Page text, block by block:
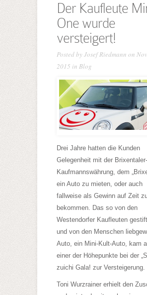
Der Kaufleute
One wurde
versteigert!
Posted byJosef Riedmann on
2015 in Blog
Drei Jahre hatten die Kunden
Gelegenheit mit der Brixentaler-
Kaufmannswährung, dem
ein Auto zu mieten, oder auch
fallweise als Gewinn auf Zeit
bekommen. Das so von den
Westendorfer Kaufleuten
und von den Menschen
Auto, ein Mini-Kult-Auto, kam
einer der Höhepunkte bei der
zuichi Gala! zur Versteigerung.
Toni Wurzrainer erhielt den